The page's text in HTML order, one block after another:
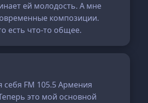
ей молодость. А мне
композиции.
есть что-то общее.
себя FM 105.5 Армения
это мой основной